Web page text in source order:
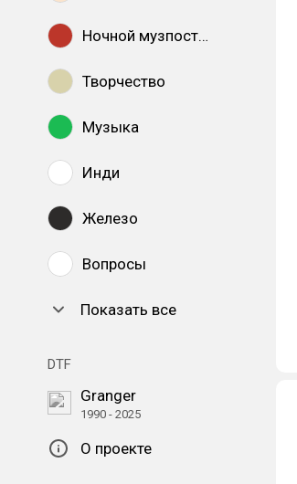
Ночной музпостинг
Творчество
Музыка
Инди
Железо
Вопросы
Показать все
DTF
Granger
1990 - 2025
О проекте